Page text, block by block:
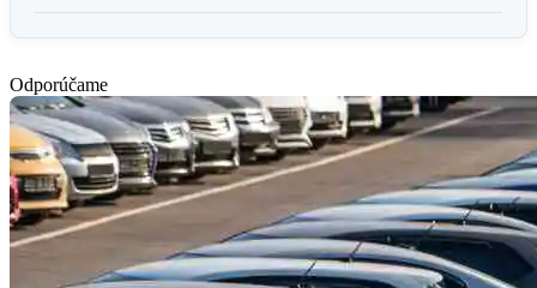
Odporúčame